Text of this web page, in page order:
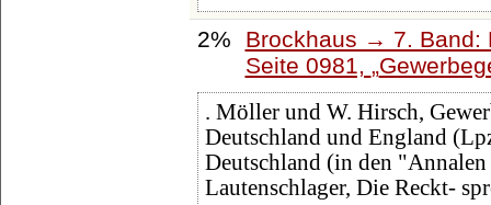
2%
Brockhaus → 7. Band:
Seite 0981,
. Möller und W. Hirsch,
Deutschland und England
Deutschland (in den
Lautenschlager, Die Reckt-